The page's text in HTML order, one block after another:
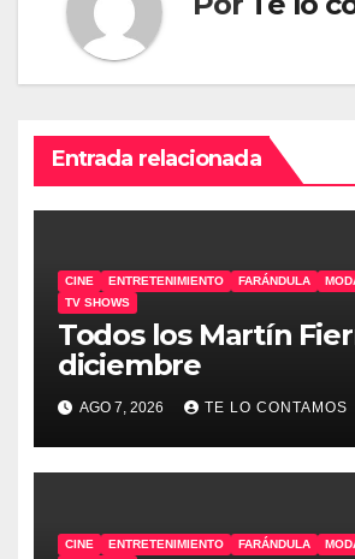
Entrada relacionada
CINE ENTRETENIMIENTO FARÁNDULA
TV SHOWS
Todos los Martín
diciembre
AGO 7, 2026 TE LO CONTAMOS
CINE ENTRETENIMIENTO FARÁNDULA